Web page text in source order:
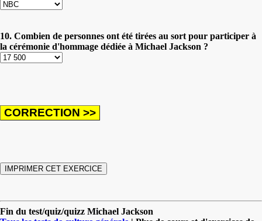
10. Combien de personnes ont été tirées au sort pour participer à
la cérémonie d'hommage dédiée à Michael Jackson ?
Fin du test/quiz/quizz Michael Jackson